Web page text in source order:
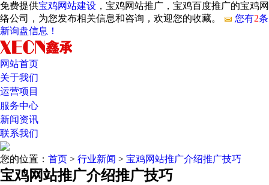
免费提供宝鸡网站建设 ，宝鸡网站推广，宝鸡百度推广的宝鸡网
络公司，为您发布相关信息和咨询，欢迎您的收藏。
您有2条
新询盘信息！
网站首页
关于我们
运营项目
服务中心
新闻资讯
联系我们
您的位置： 首页 > 行业新闻 > 宝鸡网站推广介绍推广技巧
宝鸡网站推广介绍推广技巧